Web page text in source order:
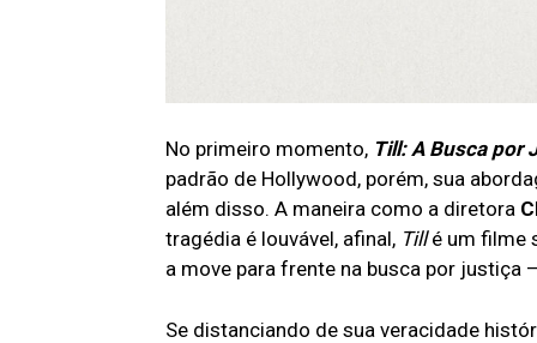
No primeiro momento, Till: A Busca por
padrão de Hollywood, porém, sua
além disso. A maneira como a diretora
tragédia é louvável, afinal, Tillé um filme
a move para frente na busca por justiça
Se distanciando de sua veracidade